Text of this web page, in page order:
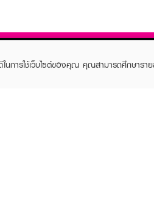
นการใช้เว็บไซต์ของคุณ คุณสามารถศึกษาราย